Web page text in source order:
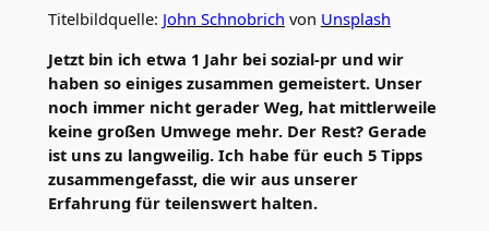
Titelbildquelle: John Schnobrich von Unsplash
Jetzt bin ich etwa 1 Jahr bei sozial-pr und wir
haben so einiges zusammen gemeistert. Unser
noch immer nicht gerader Weg, hat mittlerweile
keine großen Umwege mehr. Der Rest? Gerade
ist uns zu langweilig. Ich habe für euch 5 Tipps
zusammengefasst, die wir aus unserer
Erfahrung für teilenswert halten.